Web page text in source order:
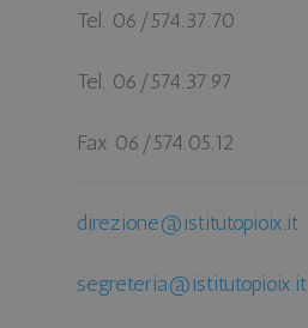
Tel. 06/574.37.70
Tel. 06/574.37.97
Fax 06/574.05.12
direzione@istitutopioix.it
segreteria@istitutopioix.it